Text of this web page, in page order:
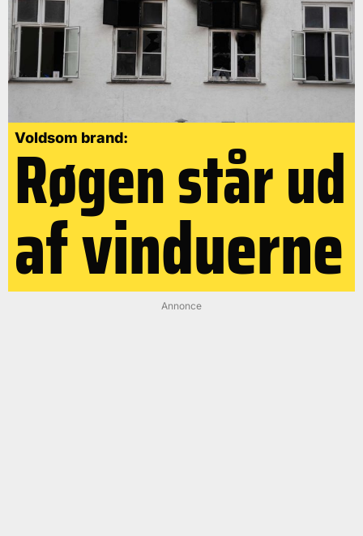
Voldsom brand:
Røgen står ud
af vinduerne
Annonce